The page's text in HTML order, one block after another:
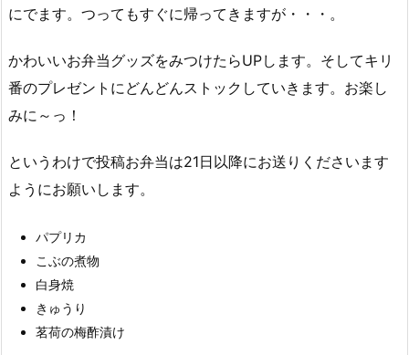
にでます。つってもすぐに帰ってきますが・・・。
かわいいお弁当グッズをみつけたらUPします。そしてキリ
番のプレゼントにどんどんストックしていきます。お楽し
みに～っ！
というわけで投稿お弁当は21日以降にお送りくださいます
ようにお願いします。
パプリカ
こぶの煮物
白身焼
きゅうり
茗荷の梅酢漬け